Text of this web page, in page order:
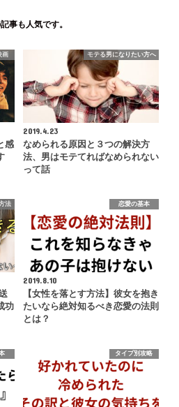
事も人気です。
画
感
モテる男になりたい方へ
2019.4.23
なめられる原因と３つの解決方
法、男はモテてればなめられない
って話
法
功
恋愛の基本
2019.8.10
【女性を落とす方法】彼女を抱き
たいなら絶対知るべき恋愛の法則
とは？
タイプ別攻略